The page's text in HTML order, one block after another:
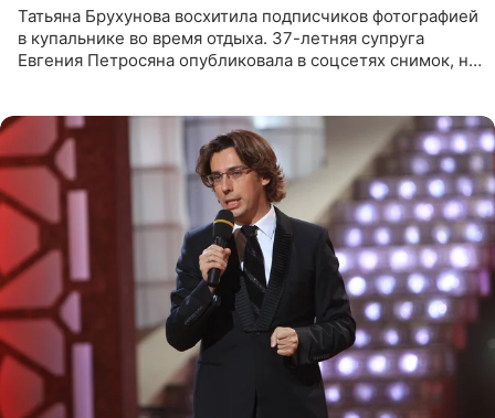
Татьяна Брухунова восхитила подписчиков фотографией
в купальнике во время отдыха. 37-летняя супруга
Евгения Петросяна опубликовала в соцсетях снимок, на